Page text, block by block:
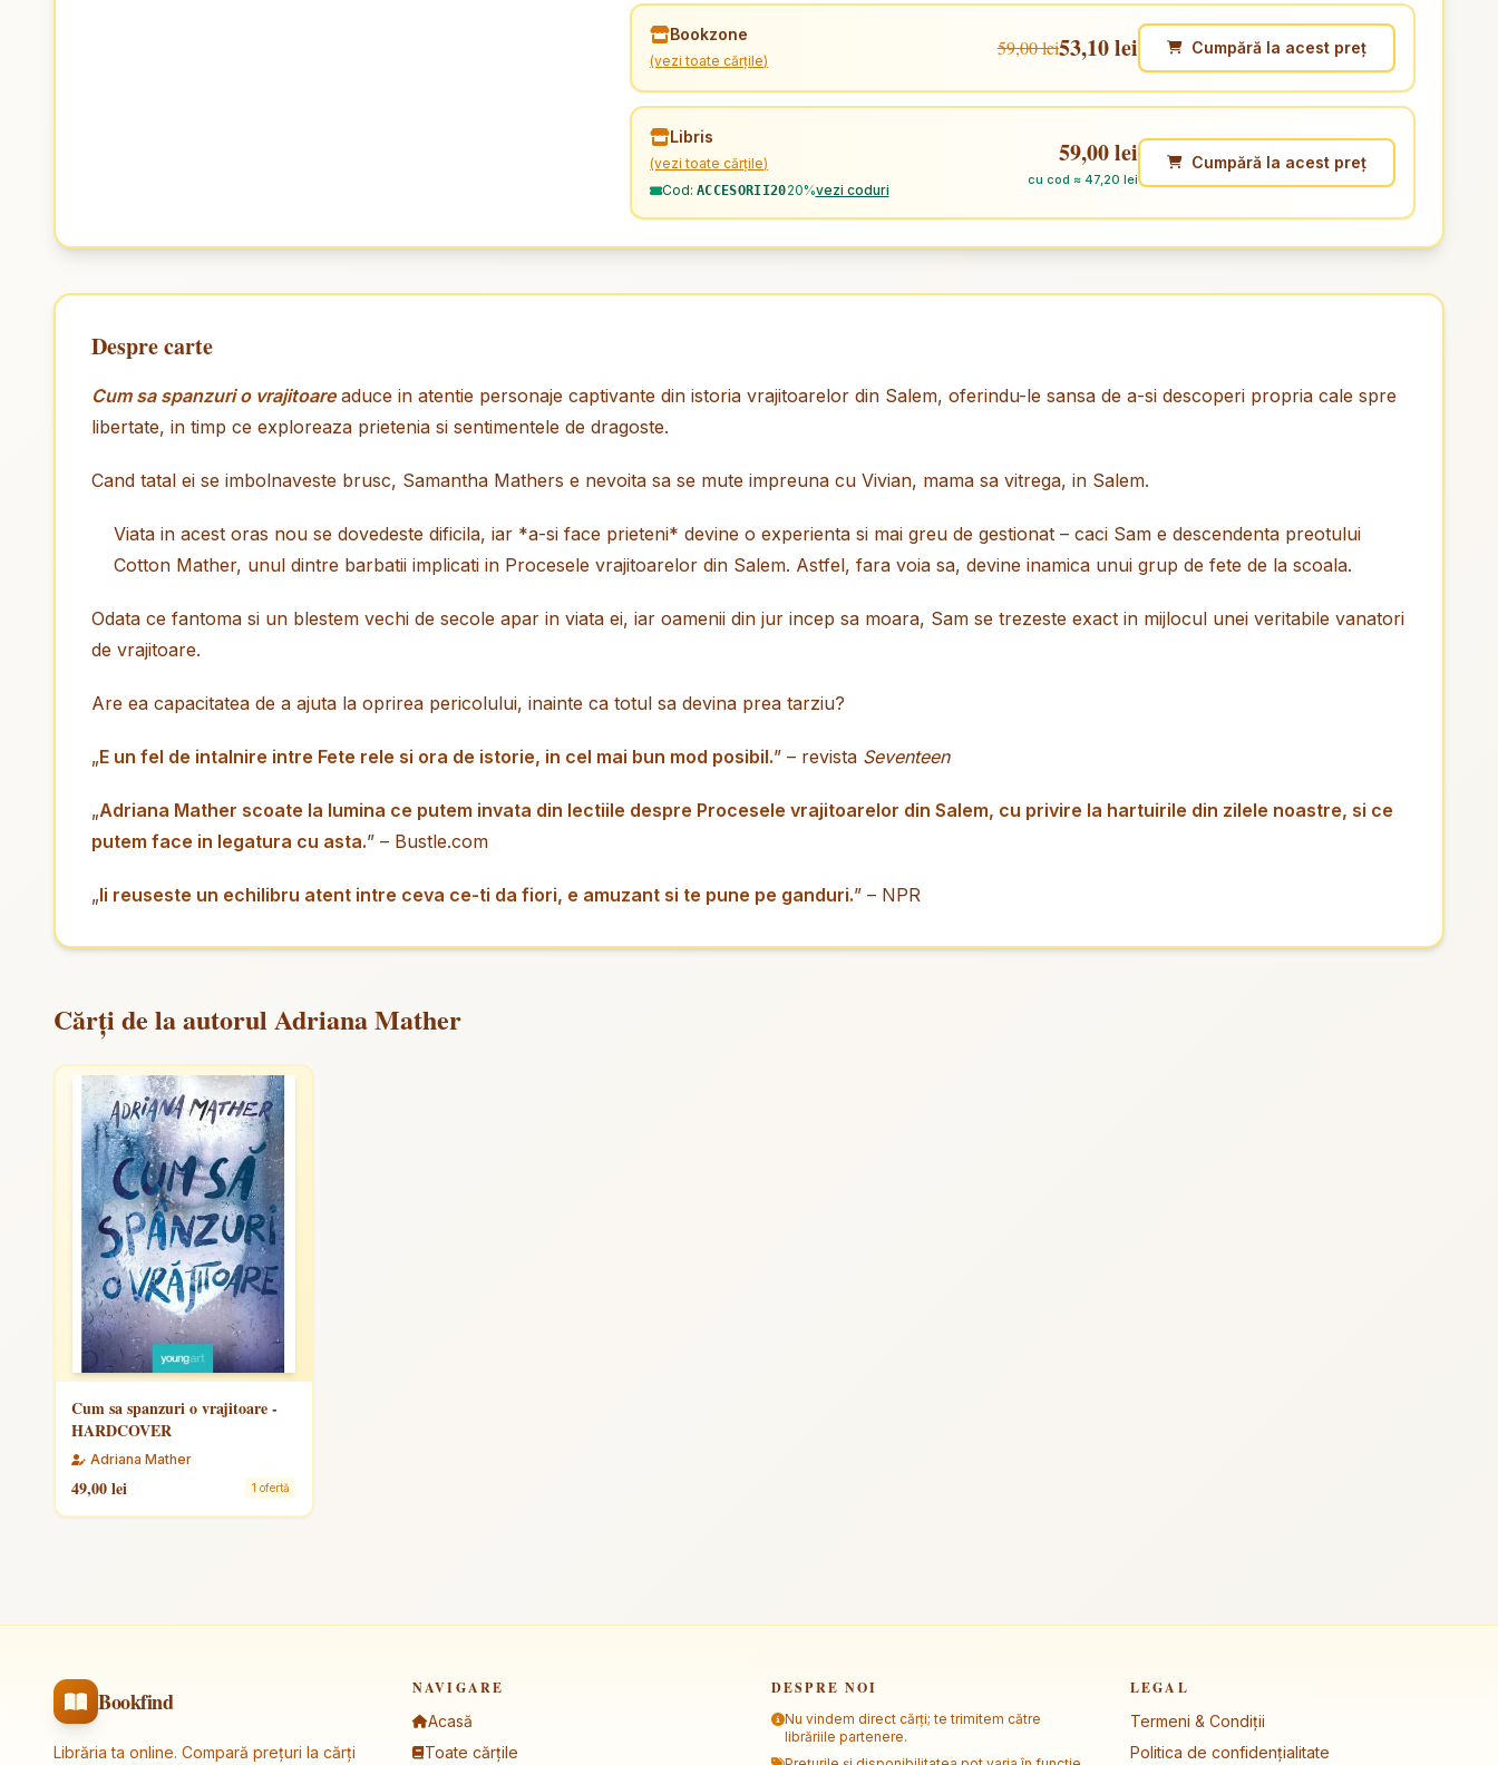
Bookzone
(vezi toate cărțile)
59,00 lei53,10 lei Cumpără la acest preț
Libris
(vezi toate cărțile)
Cod:ACCESORII2020%vezi coduri
59,00 lei
cu cod ≈ 47,20 lei
Cumpără la acest preț
Despre carte
Cum sa spanzuri o vrajitoareaduce in atentie personaje captivante din istoria vrajitoarelor din Salem, oferindu-le sansa de a-si descoperi propria cale spre
libertate, in timp ce exploreaza prietenia si sentimentele de dragoste.
Cand tatal ei se imbolnaveste brusc, Samantha Mathers e nevoita sa se mute impreuna cu Vivian, mama sa vitrega, in Salem.
Viata in acest oras nou se dovedeste dificila, iar *a-si face prieteni* devine o experienta si mai greu de gestionat – caci Sam e descendenta preotului
Cotton Mather, unul dintre barbatii implicati in Procesele vrajitoarelor din Salem. Astfel, fara voia sa, devine inamica unui grup de fete de la scoala.
Odata ce fantoma si un blestem vechi de secole apar in viata ei, iar oamenii din jur incep sa moara, Sam se trezeste exact in mijlocul unei veritabile vanatori
de vrajitoare.
Are ea capacitatea de a ajuta la oprirea pericolului, inainte ca totul sa devina prea tarziu?
„E un fel de intalnire intre Fete rele si ora de istorie, in cel mai bun mod posibil.” – revista Seventeen
„Adriana Mather scoate la lumina ce putem invata din lectiile despre Procesele vrajitoarelor din Salem, cu privire la hartuirile din zilele noastre, si ce
putem face in legatura cu asta.” – Bustle.com
„Ii reuseste un echilibru atent intre ceva ce-ti da fiori, e amuzant si te pune pe ganduri.” – NPR
Cărți de la autorul Adriana Mather
Cum sa spanzuri o vrajitoare -
HARDCOVER
Adriana Mather
49,00 lei 1 ofertă
Bookfind
Librăria ta online. Compară prețuri la cărți
NAVIGARE
Acasă
Toate cărțile
DESPRE NOI
Nu vindem direct cărți; te trimitem către
librăriile partenere.
LEGAL
Termeni & Condiții
Politica de confidențialitate